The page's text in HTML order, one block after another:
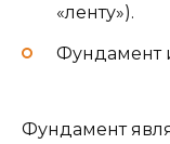
«ленту»).
Фундамент
Фундамент